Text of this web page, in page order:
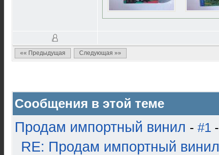
«« Предыдущая Следующая »»
Сообщения в этой теме
Продам импортный винил - #1
RE: Продам импортный винил